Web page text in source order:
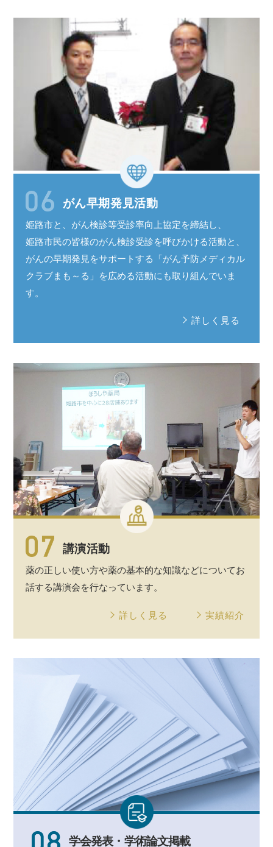
がん早期発見活動
姫路市と、がん検診等受診率向上協定を締結し、
姫路市民の皆様のがん検診受診を呼びかける活動と、
がんの早期発見をサポートする 「がん予防 メディカル
クラブまも～る 」を広める活動にも取り組んでいま
す。
詳しく見る
講演活動
薬の正しい使い方や薬の基本的な知識などについてお
話する講演会を行なっています。
詳しく見る 実績紹介
学会発表・ 学術論文掲載